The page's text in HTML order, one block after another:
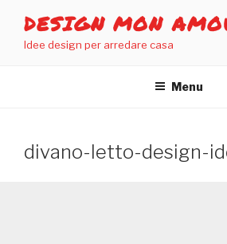
contenuto
DESIGN MON
Idee design per arredare casa
Menu
divano-letto-design-